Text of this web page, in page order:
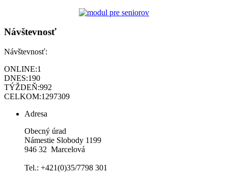
Návštevnosť
Návštevnosť:
ONLINE:1
DNES:190
TÝŽDEŇ:992
CELKOM:1297309
Adresa
Obecný úrad
Námestie Slobody 1199
946 32 Marcelová
Tel.: +421(0)35/7798 301